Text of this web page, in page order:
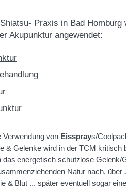
Praxis in Bad Homburg
Akupunktur angewendet:
von Eissprays/
& Gelenke wird in der TCM kritisch
das energetisch schutzlose Gelenk/
Natur nach, über
& Blut ... später eventuell sogar